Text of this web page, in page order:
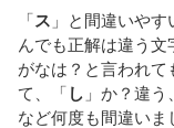
「ス 」と間違いや
んでも正解は違う文
がなは？と言われて
て、「 し 」か？違う
など何度も間違いま